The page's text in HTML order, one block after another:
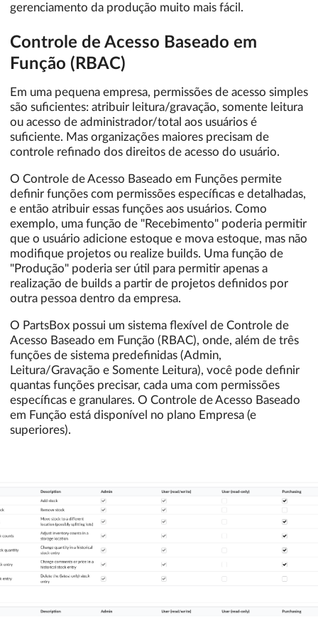
gerenciamento da produção muito mais fácil.
Controle de Acesso Baseado em
Função (RBAC)
Em uma pequena empresa, permissões de acesso simples
são suficientes: atribuir leitura/gravação, somente leitura
ou acesso de administrador/total aos usuários é
suficiente. Mas organizações maiores precisam de
controle refinado dos direitos de acesso do usuário.
O Controle de Acesso Baseado em Funções permite
definir funções com permissões específicas e detalhadas,
e então atribuir essas funções aos usuários. Como
exemplo, uma função de "Recebimento" poderia permitir
que o usuário adicione estoque e mova estoque, mas não
modifique projetos ou realize builds. Uma função de
"Produção" poderia ser útil para permitir apenas a
realização de builds a partir de projetos definidos por
outra pessoa dentro da empresa.
O PartsBox possui um sistema flexível de Controle de
Acesso Baseado em Função (RBAC), onde, além de três
funções de sistema predefinidas (Admin,
Leitura/Gravação e Somente Leitura), você pode definir
quantas funções precisar, cada uma com permissões
específicas e granulares. O Controle de Acesso Baseado
em Função está disponível no plano Empresa (e
superiores).